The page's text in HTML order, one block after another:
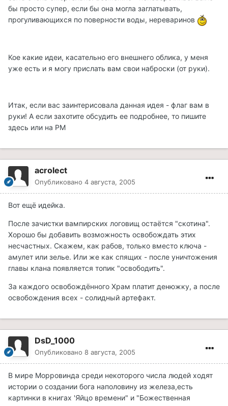
бы просто супер, если бы она могла заглатывать,
прогуливающихся по поверности воды, нереваринов
Кое какие идеи, касательно его внешнего облика, у меня
уже есть и я могу прислать вам свои наброски (от руки).
Итак, если вас заинтерисовала данная идея - флаг вам в
руки! А если захотите обсудить ее подробнее, то пишите
здесь или на РМ
acrolect
Опубликовано 4 августа, 2005
Вот ещё идейка.
После зачистки вампирских логовищ остаётся "скотина".
Хорошо бы добавить возможность освобождать этих
несчастных. Скажем, как рабов, только вместо ключа -
амулет или зелье. Или же как спящих - после уничтожения
главы клана появляется топик "освободить".
За каждого освобождённого Храм платит денюжку, а после
освобождения всех - солидный артефакт.
DsD_1000
Опубликовано 8 августа, 2005
В мире Морровинда среди некоторого числа людей ходят
истории о создании бога наполовину из железа,есть
картинки в книгах 'Яйцо времени" и "Божественная